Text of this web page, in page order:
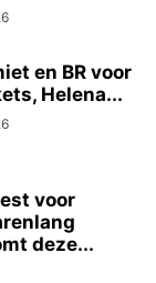
en BR voor
Helena...
voor
deze...